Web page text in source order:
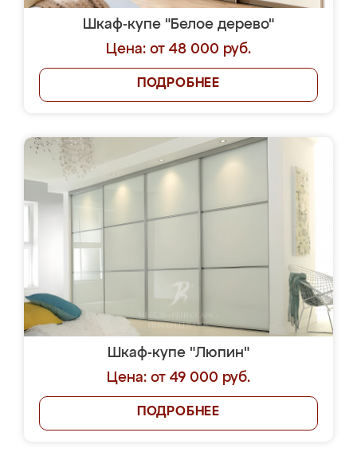
Шкаф-купе "Белое дерево"
Цена: от 48 000 руб.
ПОДРОБНЕЕ
Шкаф-купе "Люпин"
Цена: от 49 000 руб.
ПОДРОБНЕЕ